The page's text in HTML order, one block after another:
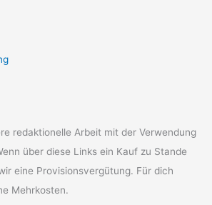
redaktionelle Arbeit mit der Verwendung
über diese Links ein Kauf zu Stande
eine Provisionsvergütung. Für dich
Mehrkosten.